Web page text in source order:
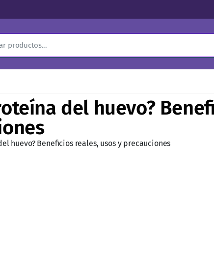
del huevo?
huevo? Beneficios reales, usos y precauciones